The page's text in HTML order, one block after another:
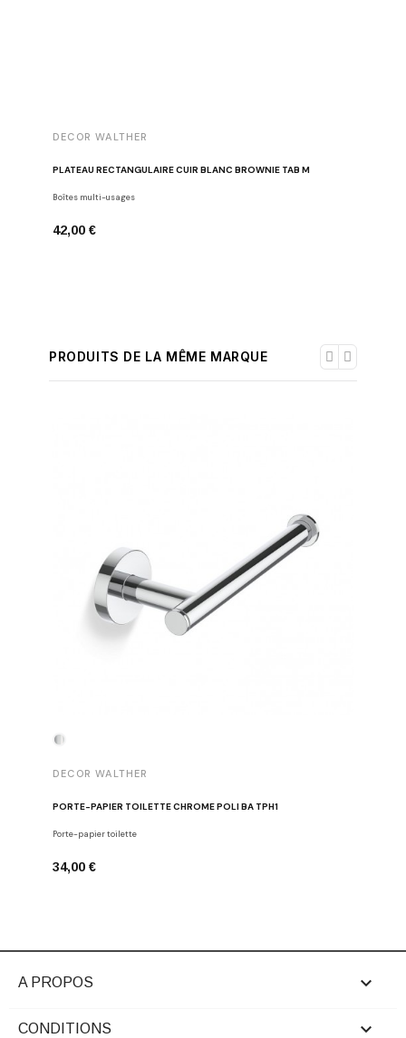
DECOR WALTHER
PLATEAU RECTANGULAIRE CUIR BLANC BROWNIE TAB M
Boîtes multi-usages
42,00 €
PRODUITS DE LA MÊME MARQUE
DECOR WALTHER
PORTE-PAPIER TOILETTE CHROME POLI BA TPH1
Porte-papier toilette
34,00 €
A PROPOS 
CONDITIONS 